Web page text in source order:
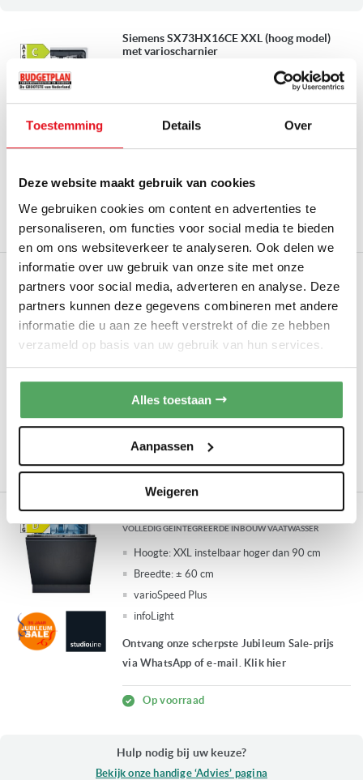
Toestemming Details Over
Deze website maakt gebruik van cookies
We gebruiken cookies om content en advertenties te
personaliseren, om functies voor social media te bieden
en om ons websiteverkeer te analyseren. Ook delen we
informatie over uw gebruik van onze site met onze
partners voor social media, adverteren en analyse. Deze
partners kunnen deze gegevens combineren met andere
informatie die u aan ze heeft verstrekt of die ze hebben
verzameld op basis van uw gebruik van hun services.
Alles toestaan
Aanpassen
Weigeren
Siemens SX73HX16CE XXL (hoog model)
met varioscharnier
XXL instelbaar hoger dan 90 cm
1.079,00
Op bestelling leverbaar
Siemens SX73E808BE XXL (extra hoog) met
varioscharnier
VOLLEDIG GEINTEGREERDE INBOUW VAATWASSER
Hoogte: XXL instelbaar hoger dan 90 cm
Breedte: ± 60 cm
emotionLight | sideLight
Ontvang onze scherpste Jubileum Sale-prijs
Op bestelling leverbaar
Siemens SX63H804UE XXL (extra hoog)
VOLLEDIG GEINTEGREERDE INBOUW VAATWASSER
Hoogte: XXL instelbaar hoger dan 90 cm
Breedte: ± 60 cm
varioSpeed Plus
infoLight
Ontvang onze scherpste Jubileum Sale-prijs
via WhatsApp of e-mail. Klik hier
Op voorraad
Hulp nodig bij uw keuze?
Bekijk onze handige ‘Advies’ pagina